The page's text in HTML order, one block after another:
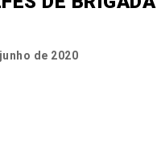
de 2020